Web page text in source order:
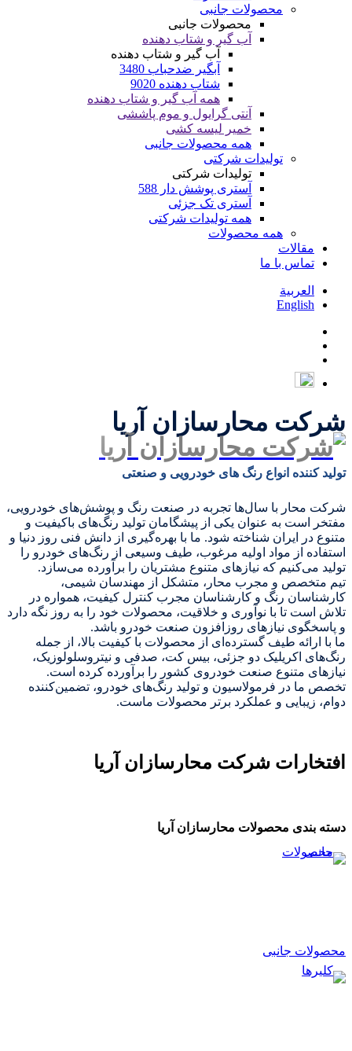
محصولات جانبی
محصولات جانبی
آب گیر و شتاب دهنده
آب گیر و شتاب دهنده
آبگیر ضدحباب 3480
شتاب دهنده 9020
همه آب گیر و شتاب دهنده
آنتی گرایول و موم پاششی
خمیر لیسه کشی
همه محصولات جانبی
تولیدات شرکتی
تولیدات شرکتی
آستری پوشش دار 588
آستری تک جزئی
همه تولیدات شرکتی
همه محصولات
مقالات
تماس با ما
العربية
English
شرکت محارسازان آریا
تولید کننده انواع رنگ های خودرویی و صنعتی
شرکت محار با سال‌ها تجربه در صنعت رنگ و پوشش‌های خودرویی،
مفتخر است به عنوان یکی از پیشگامان تولید رنگ‌های باکیفیت و
متنوع در ایران شناخته شود. ما با بهره‌گیری از دانش فنی روز دنیا و
استفاده از مواد اولیه مرغوب، طیف وسیعی از رنگ‌های خودرو را
تولید می‌کنیم که نیازهای متنوع مشتریان را برآورده می‌سازد.
تیم متخصص و مجرب محار، متشکل از مهندسان شیمی،
کارشناسان رنگ و کارشناسان مجرب کنترل کیفیت، همواره در
تلاش است تا با نوآوری و خلاقیت، محصولات خود را به روز نگه دارد
و پاسخگوی نیازهای روزافزون صنعت خودرو باشد.
ما با ارائه طیف گسترده‌ای از محصولات با کیفیت بالا، از جمله
رنگ‌های اکریلیک دو جزئی، بیس کت، صدفی و نیتروسلولوزیک،
نیازهای متنوع صنعت خودروی کشور را برآورده کرده است.
تخصص ما در فرمولاسیون و تولید رنگ‌های خودرو، تضمین‌کننده
دوام، زیبایی و عملکرد برتر محصولات ماست.
افتخارات شرکت محارسازان آریا
دسته بندی محصولات محارسازان آریا
محصولات جانبی